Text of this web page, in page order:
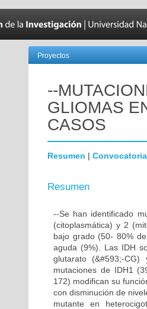
Proyectos
--
GLIOMAS
CASOS
Resumen | Convocatoria
Resumen
--Se han identificado
(citoplasmática) y 2
bajo grado (50- 80%
aguda (9%). Las IDH
glutarato (&#593;-
mutaciones de IDH1
172) modifican su
con disminución de
mutante en